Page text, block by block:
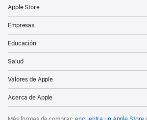
Apple Store
Empresas
Educación
Salud
Valores de Apple
Acerca de Apple